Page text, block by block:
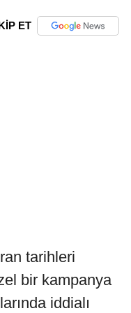
ET
tarihleri
bir kampanya
iddialı